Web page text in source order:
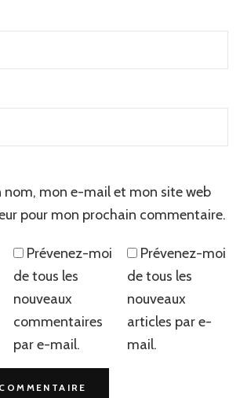
nom, mon e-mail et mon site web
pour mon prochain commentaire.
Prévenez-moi
de tous les
nouveaux
commentaires
par e-mail.
Prévenez-moi
de tous les
nouveaux
articles par e-
mail.